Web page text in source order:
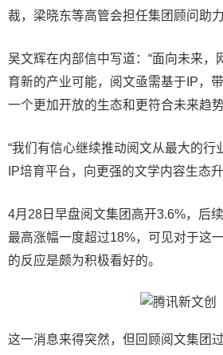
裁，梁晓东等高管会担任集团顾问助
吴文辉在内部信中写道：“面向未来，
育新的产业可能，阅文亟需基于IP，
一个更加开放的生态和更符合未来趋
“我们有信心继续推动阅文从最大的行
IP培育平台，向更强的文学内容生态升
4月28日早盘阅文集团高开3.6%，后
最高涨幅一度超过18%，可见对于这
的反应是颇为积极看好的。
这一消息来得突然，但回顾阅文集团